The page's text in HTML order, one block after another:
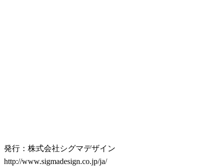
発行：株式会社シグマデザイン
http://www.sigmadesign.co.jp/ja/